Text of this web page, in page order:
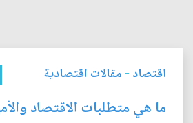
اقتصاد - مقالات اقتصادية
ما هي متطلبات الاقتصاد